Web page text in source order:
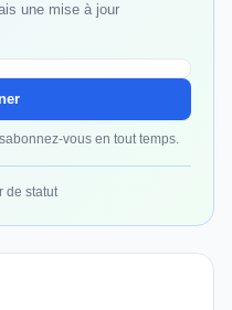
une mise à jour
vous en tout temps.
de statut